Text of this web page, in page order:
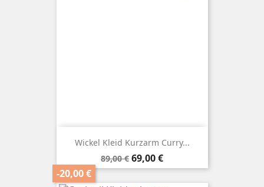
Wickel Kleid Kurzarm Curry...
Verkaufspreis
89,00 €
-20,00 €
Preis
69,00 €